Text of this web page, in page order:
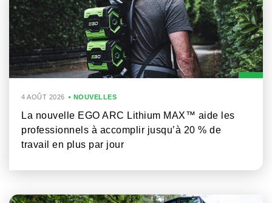
4 AOÛT 2026 NOUVELLES
La nouvelle EGO ARC Lithium MAX™ aide les
professionnels à accomplir jusqu’à 20 % de
travail en plus par jour